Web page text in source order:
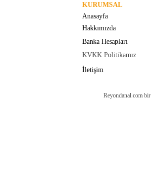
KURUMSAL
Anasayfa
Hakkımızda
Banka Hesapları
KVKK Politikamız
İletişim
Reyondanal.com bir